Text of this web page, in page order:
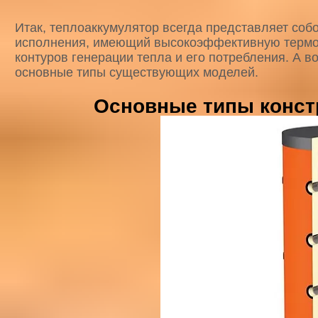
Итак, теплоаккумулятор всегда представляет
исполнения, имеющий высокоэффективную
контуров генерации тепла и его потребления. А
основные типы существующих моделей.
Основные типы